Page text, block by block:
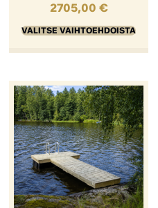
2705,00 €
VALITSE VAIHTOEHDOISTA